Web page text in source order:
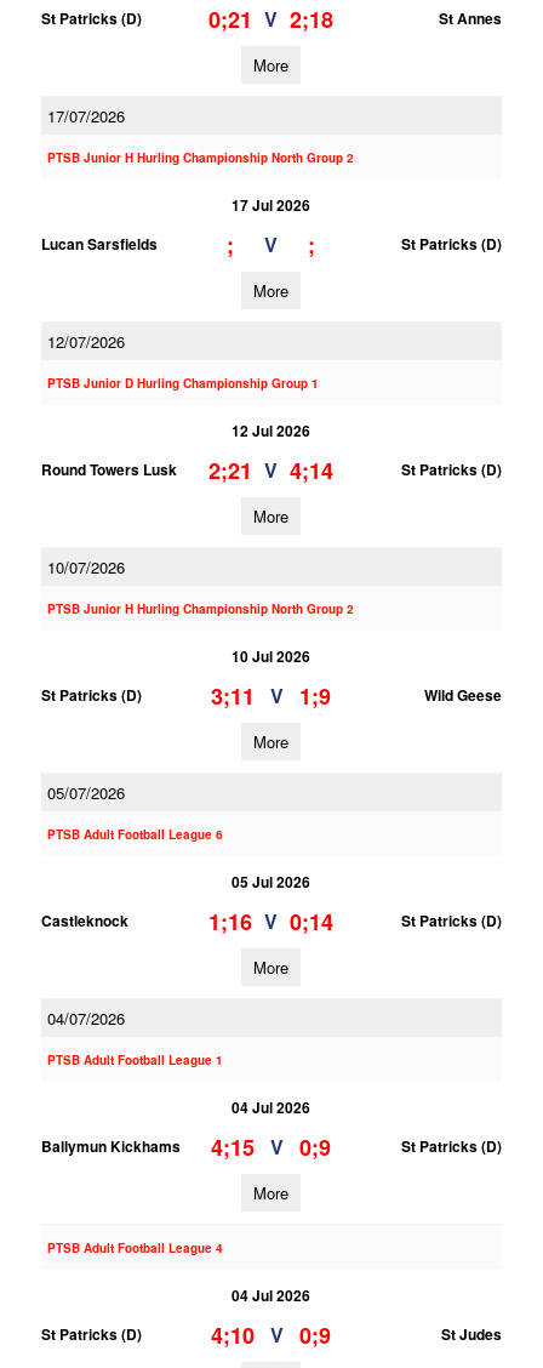
St Patricks (D) 0;21 V 2;18 St Annes
More
17/07/2026
PTSB Junior H Hurling Championship North Group 2
17 Jul 2026
Lucan Sarsfields
; V ; St Patricks (D)
More
12/07/2026
PTSB Junior D Hurling Championship Group 1
12 Jul 2026
Round Towers Lusk
2;21 V 4;14 St Patricks (D)
More
10/07/2026
PTSB Junior H Hurling Championship North Group 2
10 Jul 2026
St Patricks (D)
3;11 V 1;9 Wild Geese
More
05/07/2026
PTSB Adult Football League 6
05 Jul 2026
Castleknock
1;16 V 0;14 St Patricks (D)
More
04/07/2026
PTSB Adult Football League 1
04 Jul 2026
Ballymun Kickhams
4;15 V 0;9 St Patricks (D)
More
PTSB Adult Football League 4
04 Jul 2026
St Patricks (D)
4;10 V 0;9 St Judes